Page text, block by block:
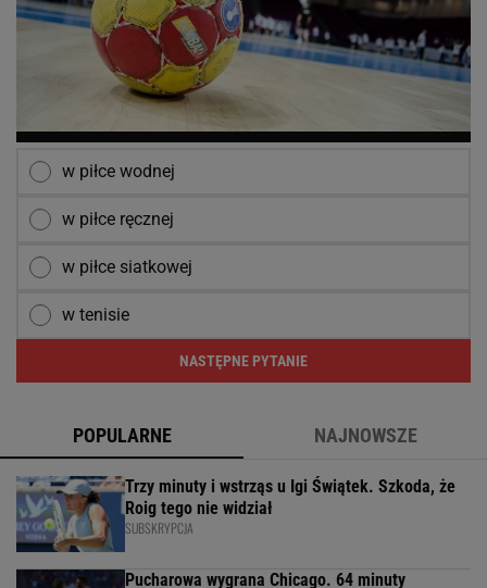
w piłce wodnej
w piłce ręcznej
w piłce siatkowej
w tenisie
NASTĘPNE PYTANIE
POPULARNE NAJNOWSZE
Trzy minuty i wstrząs u Igi Świątek. Szkoda, że
Roig tego nie widział
SUBSKRYPCJA
Pucharowa wygrana Chicago. 64 minuty